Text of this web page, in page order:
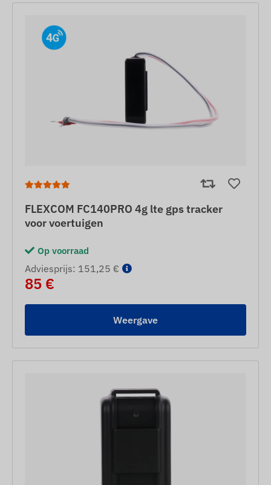
FLEXCOM FC140PRO 4g lte gps tracker
voor voertuigen
Op voorraad
Adviesprijs: 151,25 €
85 €
Weergave